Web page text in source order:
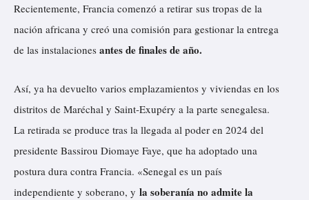
Recientemente, Francia comenzó a retirar sus tropas de la
nación africana y creó una comisión para gestionar la entrega
de las instalaciones antes de finales de año.
Así, ya ha devuelto varios emplazamientos y viviendas en los
distritos de Maréchal y Saint-Exupéry a la parte senegalesa.
La retirada se produce tras la llegada al poder en 2024 del
presidente Bassirou Diomaye Faye, que ha adoptado una
postura dura contra Francia. «Senegal es un país
independiente y soberano, y la soberanía no admite la